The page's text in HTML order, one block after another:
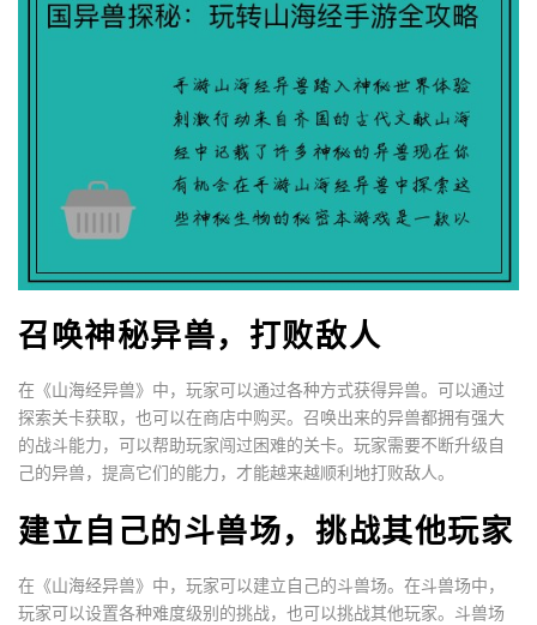
召唤神秘异兽，打败敌人
在《山海经异兽》中，玩家可以通过各种方式获得异兽。可以通过
探索关卡获取，也可以在商店中购买。召唤出来的异兽都拥有强大
的战斗能力，可以帮助玩家闯过困难的关卡。玩家需要不断升级自
己的异兽，提高它们的能力，才能越来越顺利地打败敌人。
建立自己的斗兽场，挑战其他玩家
在《山海经异兽》中，玩家可以建立自己的斗兽场。在斗兽场中，
玩家可以设置各种难度级别的挑战，也可以挑战其他玩家。斗兽场